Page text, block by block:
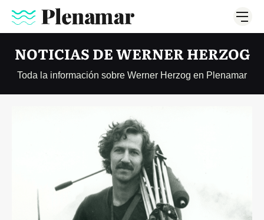
NOTICIAS DE WERNER HERZOG
Toda la información sobre Werner Herzog en Plenamar